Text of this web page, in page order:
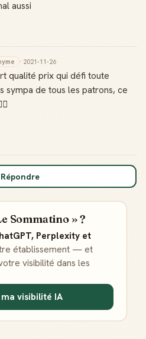
aussi
· 2021-11-26
qualité prix qui défi toute
sympa de tous les patrons, ce
Répondre
Sommatino » ?
Perplexity et
établissement — et
visibilité dans les
visibilité IA